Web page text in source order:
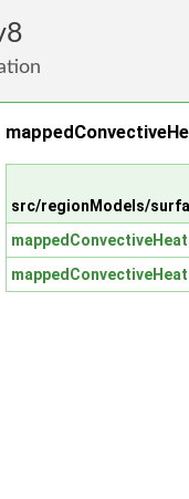
8
Foundation
src/regionModels/